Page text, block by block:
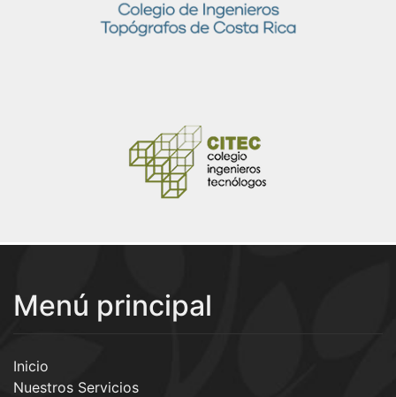
Menú principal
Inicio
Nuestros Servicios